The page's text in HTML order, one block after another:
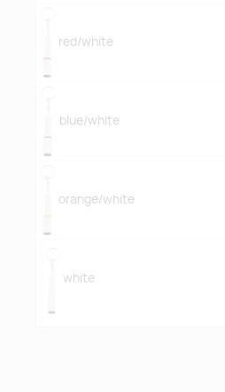
red/white
blue/white
orange/white
white